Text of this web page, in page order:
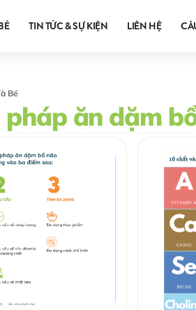
TIN TỨC & SỰ KIỆN LIÊN HỆ
Bé
pháp ăn dặm